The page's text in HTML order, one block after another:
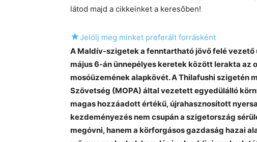
látod majd a cikkeinket a keresőben!
★Jelölj meg minket preferált forrásként
A Maldív-szigetek a fenntartható jövő felé
május 6-án ünnepélyes keretek között lerakta az
mosóüzemének alapkövét. A Thilafushi szigetén
Szövetség (MOPA) által vezetett egyedülálló
magas hozzáadott értékű, újrahasznosított
kezdeményezés nem csupán a szigetország
megóvni, hanem a körforgásos gazdaság hazai